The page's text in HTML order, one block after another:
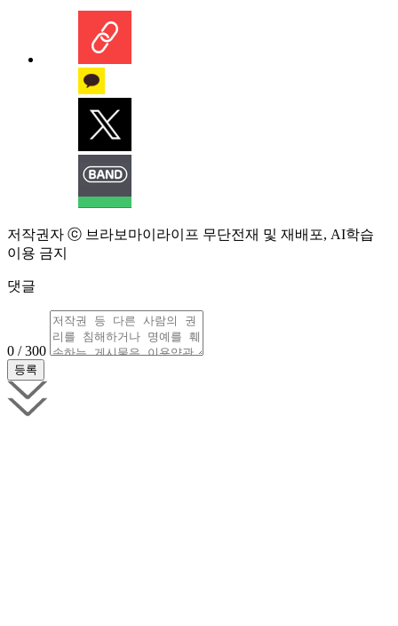
저작권자 ⓒ 브라보마이라이프 무단전재 및 재배포, AI학습
이용 금지
댓글
0 / 300